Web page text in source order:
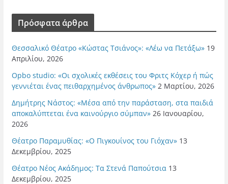
Πρόσφατα άρθρα
Θεσσαλικό Θέατρο «Κώστας Τσιάνος»: «Λέω να Πετάξω» 19
Απριλίου, 2026
Opbo studio: «Οι σχολικές εκθέσεις του Φριτς Κόχερ ή πώς
γεννιέται ένας πειθαρχημένος άνθρωπος» 2 Μαρτίου, 2026
Δημήτρης Νάστος: «Μέσα από την παράσταση, στα παιδιά
αποκαλύπτεται ένα καινούργιο σύμπαν» 26 Ιανουαρίου,
2026
Θέατρο Παραμυθίας: «Ο Πιγκουίνος του Γιόχαν» 13
Δεκεμβρίου, 2025
Θέατρο Νέος Ακάδημος: Τα Στενά Παπούτσια 13
Δεκεμβρίου, 2025